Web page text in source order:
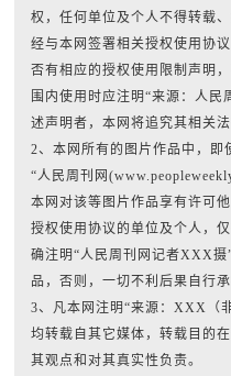
权，任何单位及个人不得转载
经与本网签署相关授权使用协
否有相应的授权使用限制声明
围内使用时应注明“来源：人民
述声明者，本网将追究其相关法
2、本网所有的图片作品中，即
“人民周刊网
本网对该等图片作品享有许可
授权使用协议的单位及个人，
确注明“人民周刊网记者XXX
品，否则，一切不利后果自行承
3、凡本网注明“来源：XXX（
均转载自其它媒体，转载目的
其观点和对其真实性负责。